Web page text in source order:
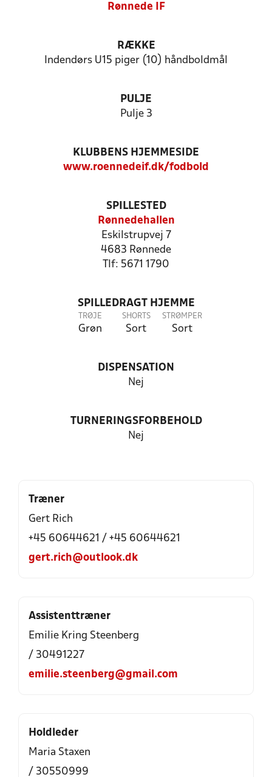
Rønnede IF
RÆKKE
Indendørs U15 piger (10) håndboldmål
PULJE
Pulje 3
KLUBBENS HJEMMESIDE
www.roennedeif.dk/fodbold
SPILLESTED
Rønnedehallen
Eskilstrupvej 7
4683 Rønnede
Tlf: 5671 1790
SPILLEDRAGT HJEMME
TRØJE
Grøn
SHORTS
Sort
STRØMPER
Sort
DISPENSATION
Nej
TURNERINGSFORBEHOLD
Nej
Træner
Gert Rich
+45 60644621 / +45 60644621
gert.rich@outlook.dk
Assistenttræner
Emilie Kring Steenberg
/ 30491227
emilie.steenberg@gmail.com
Holdleder
Maria Staxen
/ 30550999